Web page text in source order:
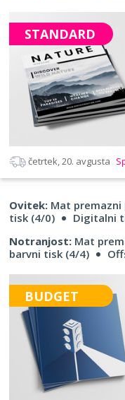
STANDARD
četrtek, 20. avgusta
Ovitek: Mat premazni
tisk (4/0)
Digitalni
Notranjost: Mat
barvni tisk (4/4)
BUDGET